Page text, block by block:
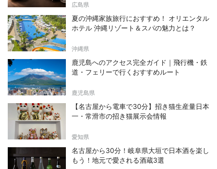
広島県
夏の沖縄家族旅行におすすめ！ オリエンタル
ホテル 沖縄リゾート＆スパの魅力とは？
沖縄県
鹿児島へのアクセス完全ガイド｜飛行機・鉄
道・フェリーで行くおすすめルート
鹿児島県
【名古屋から電車で30分】招き猫生産量日本
一・常滑市の招き猫展示会情報
愛知県
名古屋から30分！岐阜県大垣で日本酒を楽し
もう！地元で愛される酒蔵3選